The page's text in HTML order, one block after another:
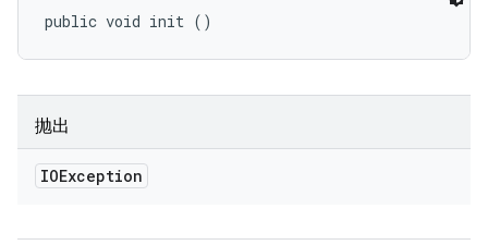
public void init ()
抛出
IOException